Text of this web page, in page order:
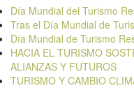
Día Mundial del Turismo
Tras el Día Mundial de
Día Mundial de Turismo
HACIA EL TURISMO
ALIANZAS Y FUTUROS
TURISMO Y CAMBIO